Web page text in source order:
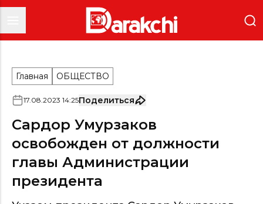
Главная ОБЩЕСТВО
17.08.2023 14:25Поделиться
Сардор Умурзаков
освобожден от должности
главы Администрации
президента